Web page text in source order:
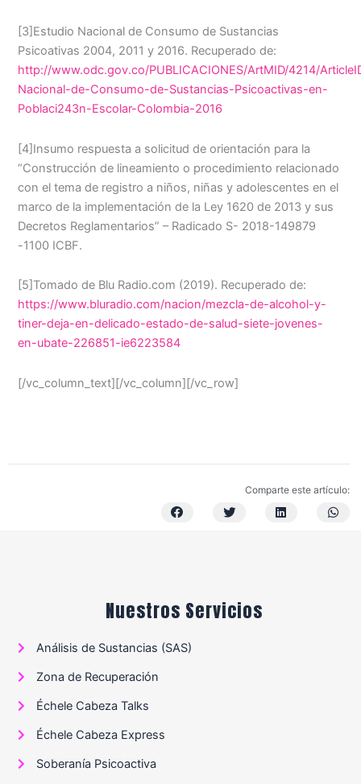
[3]Estudio Nacional de Consumo de Sustancias
Psicoativas 2004, 2011 y 2016. Recuperado de:
http://www.odc.gov.co/PUBLICACIONES/ArtMID/4214/
Nacional-de-Consumo-de-Sustancias-Psicoactivas-en-
Poblaci243n-Escolar-Colombia-2016
[4]Insumo respuesta a solicitud de orientación para la
“Construcción de lineamiento o procedimiento relacionado
con el tema de registro a niños, niñas y adolescentes en el
marco de la implementación de la Ley 1620 de 2013 y sus
Decretos Reglamentarios” – Radicado S- 2018-149879
-1100 ICBF.
[5]Tomado de Blu Radio.com (2019). Recuperado de:
https://www.bluradio.com/nacion/mezcla-de-alcohol-y-
tiner-deja-en-delicado-estado-de-salud-siete-jovenes-
en-ubate-226851-ie6223584
[/vc_column_text][/vc_column][/vc_row]
Comparte este artículo:
Nuestros Servicios
Análisis de Sustancias (SAS)
Zona de Recuperación
Échele Cabeza Talks
Échele Cabeza Express
Soberanía Psicoactiva